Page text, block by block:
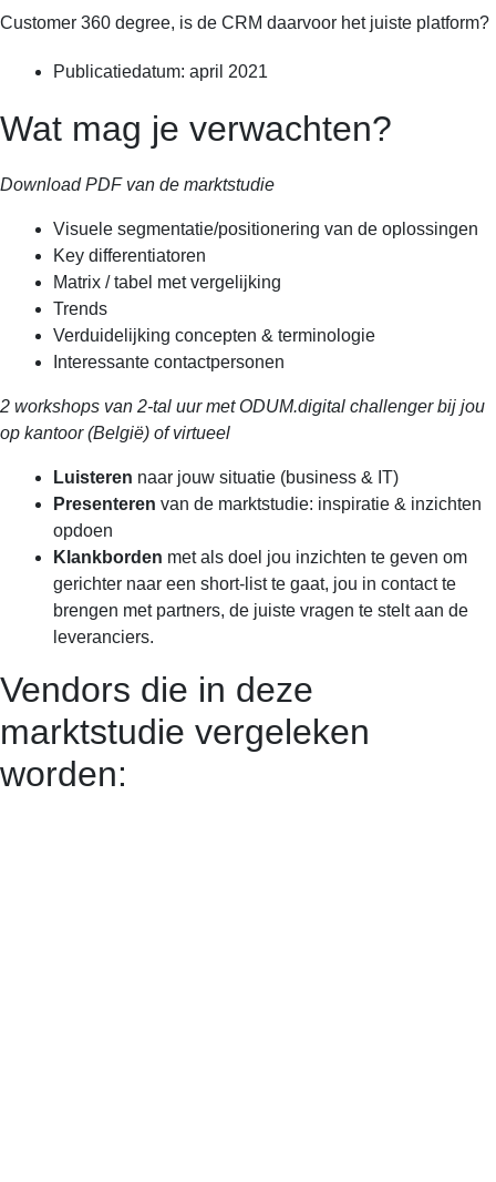
Customer 360 degree, is de CRM daarvoor het juiste platform?
Publicatiedatum: april 2021
Wat mag je verwachten?
Download PDF van de marktstudie
Visuele segmentatie/positionering van de oplossingen
Key differentiatoren
Matrix / tabel met vergelijking
Trends
Verduidelijking concepten & terminologie
Interessante contactpersonen
2 workshops van 2-tal uur met ODUM.digital challenger bij jou
op kantoor (België) of virtueel
Luisteren naar jouw situatie (business & IT)
Presenteren van de marktstudie: inspiratie & inzichten
opdoen
Klankborden met als doel jou inzichten te geven om
gerichter naar een short-list te gaat, jou in contact te
brengen met partners, de juiste vragen te stelt aan de
leveranciers.
Vendors die in deze
marktstudie vergeleken
worden: